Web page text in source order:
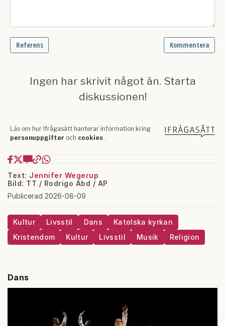
Text: Jennifer Wegerup
Bild: TT / Rodrigo Abd / AP
Publicerad 2026-08-09
Kultur Livsstil Dans
Katolska kyrkan
Kristendom
Kultur Livsstil Musik Religion
Dans